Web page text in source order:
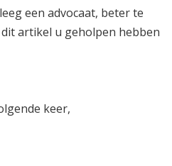
een advocaat, beter te
artikel u geholpen hebben
keer,